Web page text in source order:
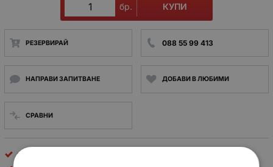
бр. КУПИ
РЕЗЕРВИРАЙ 088 55 99 413
НАПРАВИ ЗАПИТВАНЕ ДОБАВИ В ЛЮБИМИ
СРАВНИ
обикновени въглеродно-цинкови